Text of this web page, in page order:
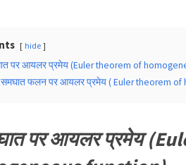
hide
पर आयलर प्रमेय (Euler theorem of
फलन पर आयलर प्रमेय ( Euler theorem of
पर आयलर प्रमेय